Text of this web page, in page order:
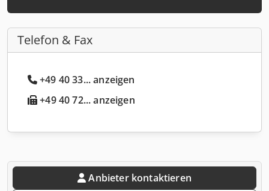
Telefon & Fax
+49 40 33... anzeigen
+49 40 72... anzeigen
Anbieter kontaktieren